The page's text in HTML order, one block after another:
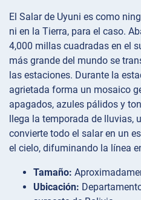
El Salar de Uyuni es como
ni en la Tierra, para el caso.
4,000 millas cuadradas en el
más grande del mundo se
las estaciones. Durante la
agrietada forma un mosaico
apagados, azules pálidos y
llega la temporada de lluvias,
convierte todo el salar en un
el cielo, difuminando la línea
Tamaño:
Ubicación: